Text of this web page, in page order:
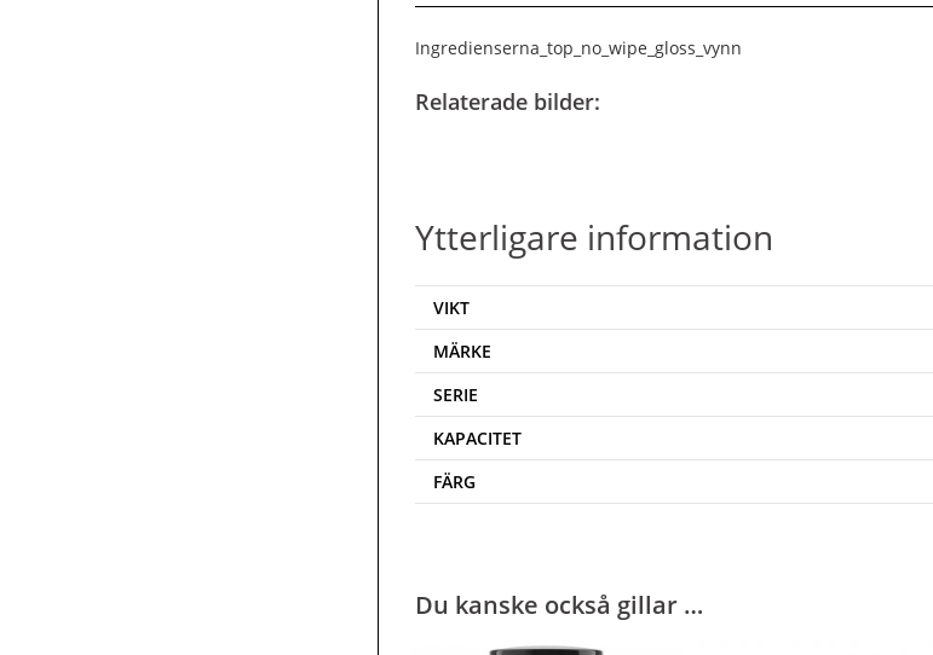
Ingredienserna_top_no_wipe_gloss_vynn
Relaterade bilder:
Ytterligare information
VIKT
MÄRKE
SERIE
KAPACITET
FÄRG
Du kanske också gillar …